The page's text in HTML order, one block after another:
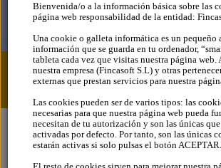
Blog Categoria
Bienvenida/o a la información básica sobre las
página web responsabilidad de la entidad:
Una cookie o galleta informática es un pequeño
información que se guarda en tu ordenador,
tableta cada vez que visitas nuestra página web.
nuestra empresa (Fincasoft S.L) y otras
externas que prestan servicios para nuestra
Las cookies pueden ser de varios tipos: las
necesarias para que nuestra página web pueda
necesitan de tu autorización y son las únicas
activadas por defecto. Por tanto, son las únicas
estarán activas si solo pulsas el botón ACEPTAR.